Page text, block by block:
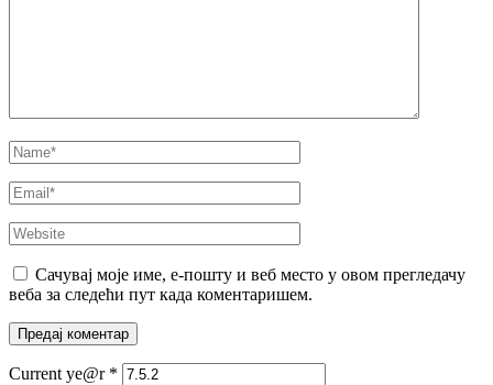
Name*
Email*
Website
Сачувај моје име, е-пошту и веб место у овом прегледачу
веба за следећи пут када коментаришем.
Current ye@r *